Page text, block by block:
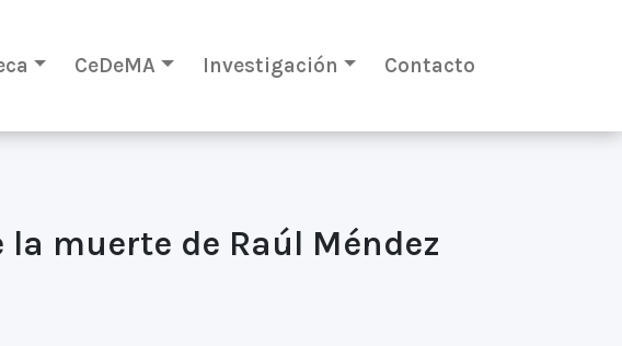
CeDeMA Investigación Contacto
muerte de Raúl Méndez